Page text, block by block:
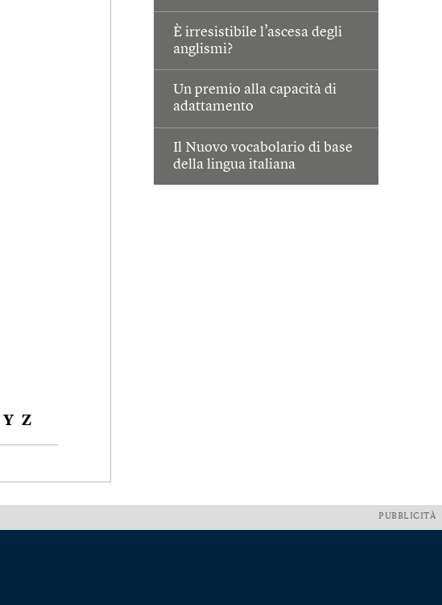
È irresistibile l’ascesa degli
anglismi?
Un premio alla capacità di
adattamento
Il Nuovo vocabolario di base
della lingua italiana
Y Z
PUBBLICITÀ